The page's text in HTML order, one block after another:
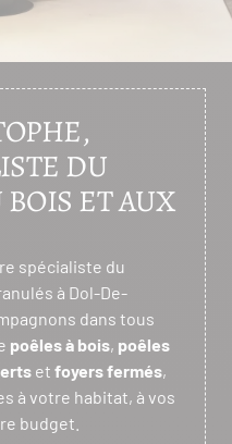
DU
ET AUX
spécialiste du
à Dol-De-
dans tous
poêles à bois, poêles
et foyers fermés,
à votre habitat, à vos
budget.